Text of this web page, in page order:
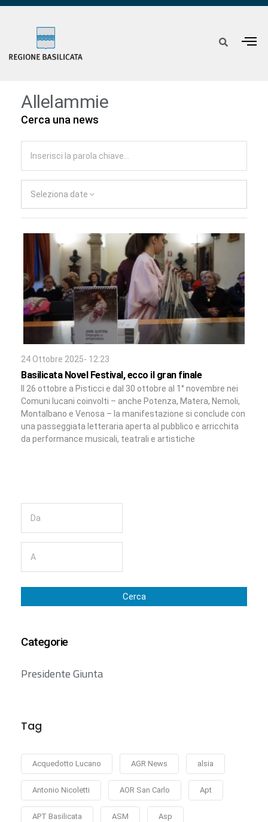
Allelammie
Cerca una news
Seleziona date
24 Ottobre 2025- 12:23
Basilicata Novel Festival, ecco il gran finale
Il 26 ottobre a Pisticci e dal 30 ottobre al 1° novembre nei
Comuni lucani coinvolti – anche Potenza, Matera, Nemoli,
Montalbano e Venosa – la manifestazione si conclude con
una passeggiata letteraria aperta al pubblico e arricchita
da performance musicali, teatrali e artistiche
Cerca
Categorie
Presidente Giunta
Tag
Acquedotto Lucano AGR News alsia
Antonio Nicoletti AOR San Carlo Apt
APT Basilicata ASM Asp